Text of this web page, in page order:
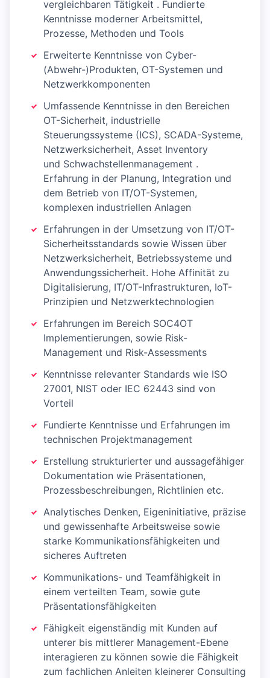
vergleichbaren Tätigkeit . Fundierte
Kenntnisse moderner Arbeitsmittel,
Prozesse, Methoden und Tools
Erweiterte Kenntnisse von Cyber-
(Abwehr-)Produkten, OT-Systemen und
Netzwerkkomponenten
Umfassende Kenntnisse in den Bereichen
OT-Sicherheit, industrielle
Steuerungssysteme (ICS), SCADA-Systeme,
Netzwerksicherheit, Asset Inventory
und Schwachstellenmanagement .
Erfahrung in der Planung, Integration und
dem Betrieb von IT/OT-Systemen,
komplexen industriellen Anlagen
Erfahrungen in der Umsetzung von IT/OT-
Sicherheitsstandards sowie Wissen über
Netzwerksicherheit, Betriebssysteme und
Anwendungssicherheit. Hohe Affinität zu
Digitalisierung, IT/OT-Infrastrukturen, IoT-
Prinzipien und Netzwerktechnologien
Erfahrungen im Bereich SOC4OT
Implementierungen, sowie Risk-
Management und Risk-Assessments
Kenntnisse relevanter Standards wie ISO
27001, NIST oder IEC 62443 sind von
Vorteil
Fundierte Kenntnisse und Erfahrungen im
technischen Projektmanagement
Erstellung strukturierter und aussagefähiger
Dokumentation wie Präsentationen,
Prozessbeschreibungen, Richtlinien etc.
Analytisches Denken, Eigeninitiative, präzise
und gewissenhafte Arbeitsweise sowie
starke Kommunikationsfähigkeiten und
sicheres Auftreten
Kommunikations- und Teamfähigkeit in
einem verteilten Team, sowie gute
Präsentationsfähigkeiten
Fähigkeit eigenständig mit Kunden auf
unterer bis mittlerer Management-Ebene
interagieren zu können sowie die Fähigkeit
zum fachlichen Anleiten kleinerer Consulting